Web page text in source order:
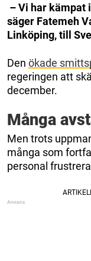
– Vi har kämpat
säger Fatemeh
Linköping, till
Den ökade
regeringen att
december.
Många
Men trots
många som
personal